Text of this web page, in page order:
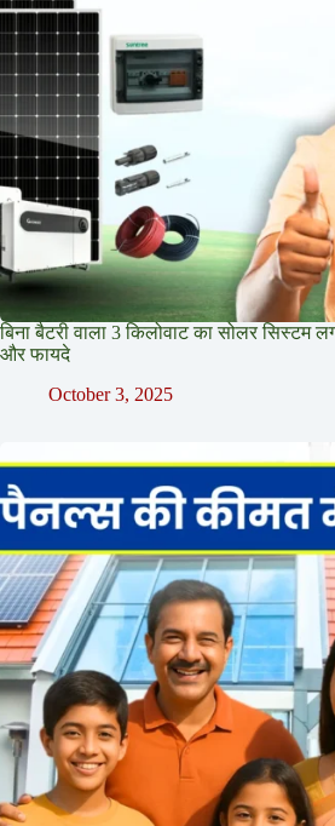
बिना बैटरी वाला 3 किलोवाट का सोलर सिस्टम
और फायदे
October 3, 2025